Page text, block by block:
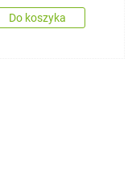
Do koszyka